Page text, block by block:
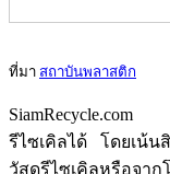
ที่มา สถาบันพลาสติก
SiamRecycle.com
รีไซเคิลได้ โดยเน้
วัสดุรีไซเคิลหรือจาก